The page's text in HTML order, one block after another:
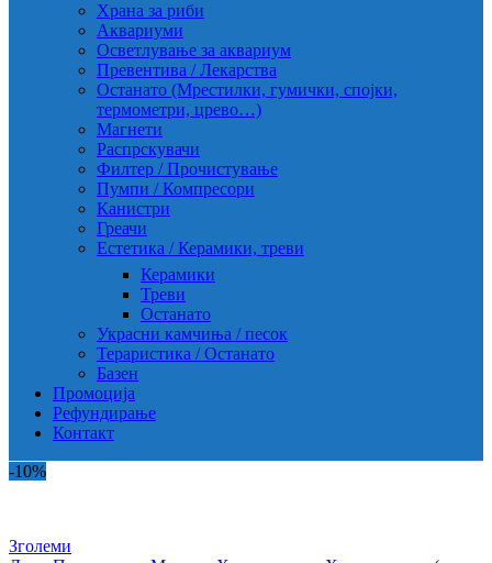
Храна за риби
Аквариуми
Осветлување за аквариум
Превентива / Лекарства
Останато (Мрестилки, гумички, спојки,
термометри, црево…)
Магнети
Распрскувачи
Филтер / Прочистување
Пумпи / Компресори
Канистри
Греачи
Естетика / Керамики, треви
Керамики
Треви
Останато
Украсни камчиња / песок
Тераристика / Останато
Базен
Промоција
Рефундирање
Контакт
-10%
Зголеми